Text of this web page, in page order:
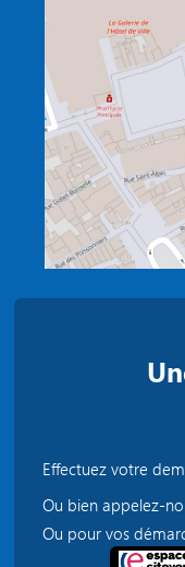
Effectuez votre
Ou bien appelez-
Ou pour vos